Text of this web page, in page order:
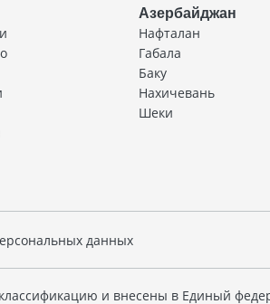
Азербайджан
Нафталан
Габала
Баку
Нахичевань
Шеки
данных
и внесены в Единый